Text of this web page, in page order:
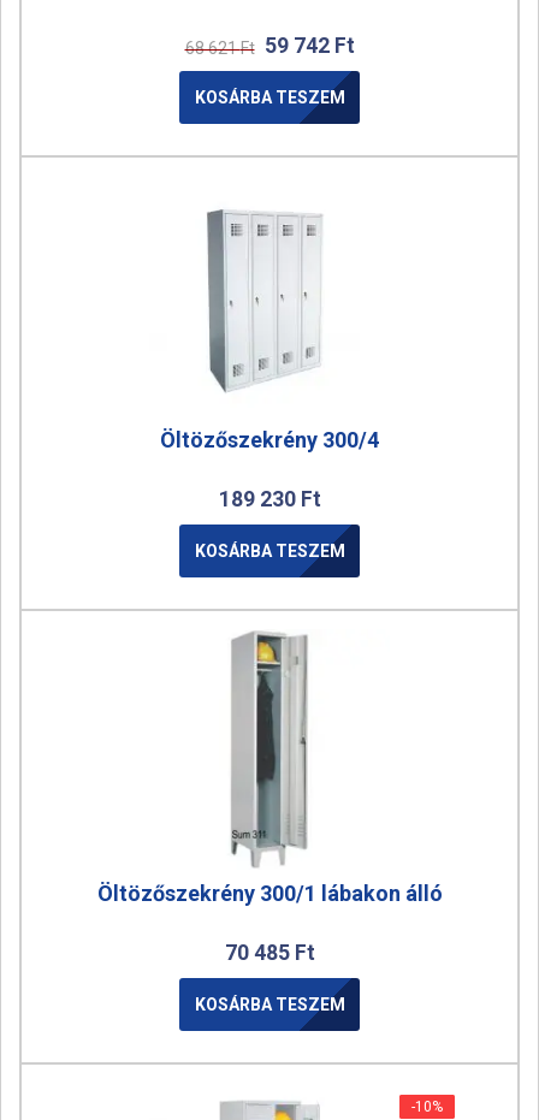
68 621Ft 59 742 Ft
KOSÁRBA TESZEM
Öltözőszekrény 300/4
189 230 Ft
KOSÁRBA TESZEM
Öltözőszekrény 300/1 lábakon álló
70 485 Ft
KOSÁRBA TESZEM
-10%
-10%